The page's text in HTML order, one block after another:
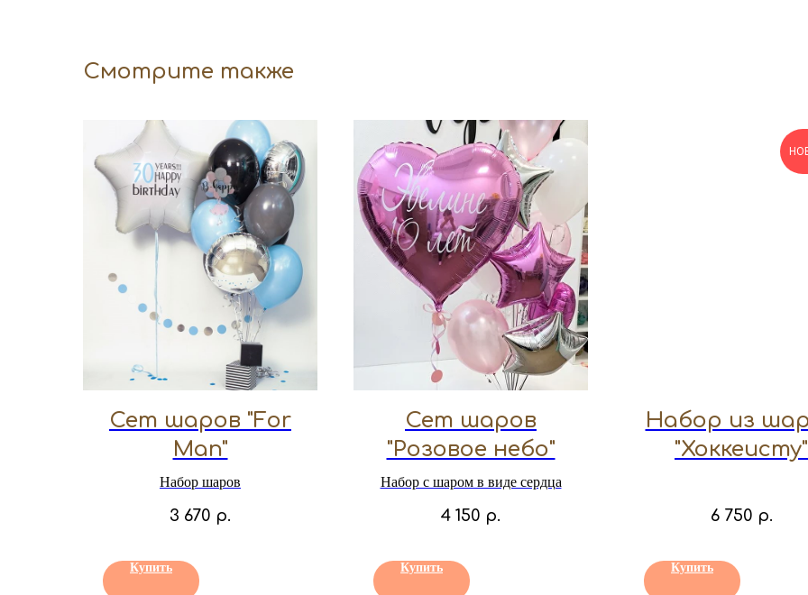
Смотрите также
Сет шаров "For
Man"
Набор шаров
3 670 р.
Купить
Сет шаров
"Розовое небо"
Набор с шаром в виде сердца
4 150 р.
Купить
Набор из
"Хоккеисту"
6 750 р.
Купить